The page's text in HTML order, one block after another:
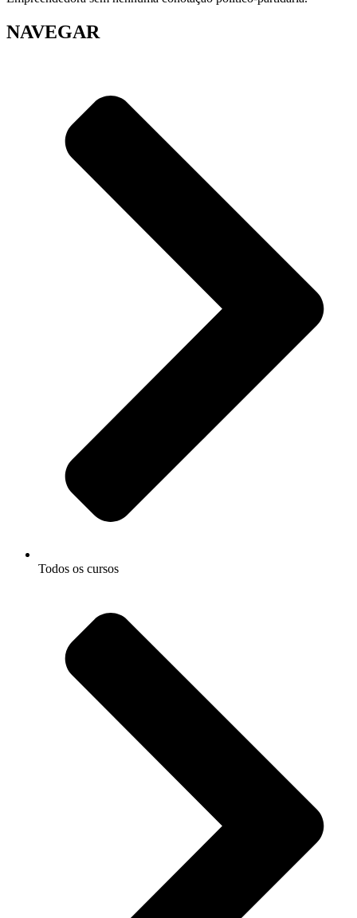
NAVEGAR
Todos os cursos